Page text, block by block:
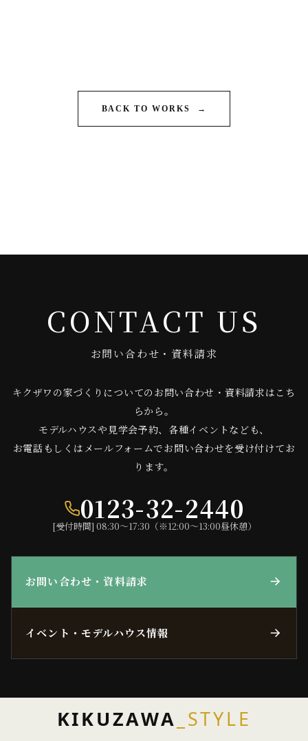
BACK TO WORKS →
CONTACT US
お問い合わせ・資料請求
キクザワの家づくりについてのお問い合わせ・資料請求はこち
らから。
モデルハウスや見学会予約、各種イベントなども、
お電話もしくはメールフォームでお問い合わせを受け付けてお
ります。
0123-32-2440
[受付時間] 08:30〜17:30（※12:00〜13:00昼休憩）
お問い合わせ・資料請求
イベント・モデルハウス情報
KIKUZAWA _STYLE